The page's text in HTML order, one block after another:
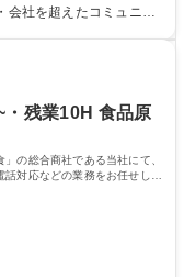
総務人事業務全般 【入
124日
会社を超えたコミュニケ
業務を推進できる方 学
校 語学力： 資格：
残業10H 食品原
の総合商社である当社にて、
対応などの業務をお任せしま